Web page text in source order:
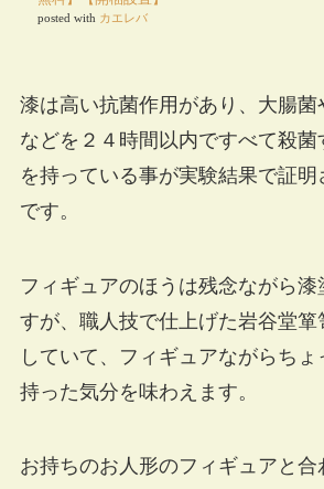
posted with カエレバ
漆は高い抗菌作用があり、大腸
などを２４時間以内ですべて殺菌
を持っている事が実験結果で証明
です。
フィギュアのほうは残念ながら
すが、職人技で仕上げた岩谷堂箪
していて、フィギュアながらち
持った気分を味わえます。
お持ちのお人形のフィギュアと